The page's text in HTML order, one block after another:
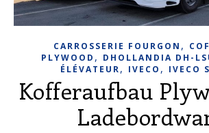
CARROSSERIE FOURGON ,
PLYWOOD , DHOLLANDIA DH-
ÉLÉVATEUR, IVECO , IVECO
Kofferaufbau